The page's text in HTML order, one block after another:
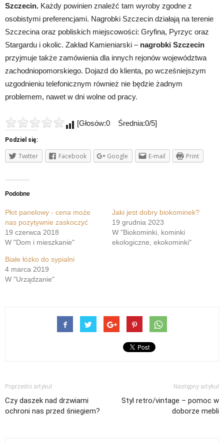
Szczecin. Każdy powinien znaleźć tam wyroby zgodne z
osobistymi preferencjami. Nagrobki Szczecin działają na terenie
Szczecina oraz pobliskich miejscowości: Gryfina, Pyrzyc oraz
Stargardu i okolic. Zakład Kamieniarski – nagrobki Szczecin
przyjmuje także zamówienia dla innych rejonów województwa
zachodniopomorskiego. Dojazd do klienta, po wcześniejszym
uzgodnieniu telefonicznym również nie będzie żadnym
problemem, nawet w dni wolne od pracy.
[Głosów:0 Średnia:0/5]
Podziel się:
Twitter Facebook Google E-mail Print
Podobne
Płot panelowy - cena może
nas pozytywnie zaskoczyć
19 czerwca 2018
W "Dom i mieszkanie"
Jaki jest dobry biokominek?
19 grudnia 2023
W "Biokominki, kominki
ekologiczne, ekokominki"
Białe łóżko do sypialni
4 marca 2019
W "Urządzanie"
Poprzedni artykuł
Czy daszek nad drzwiami
ochroni nas przed śniegiem?
Następny artykuł
Styl retro/vintage – pomoc w
doborze mebli